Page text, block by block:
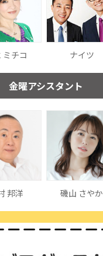
ミチコ ナイツ
金曜アシスタント
邦洋 磯山 さやか